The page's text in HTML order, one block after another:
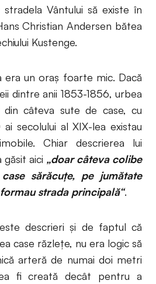
Vântului să existe în
Christian Andersen bătea
Kustenge.
era un oraș foarte mic. Dacă
dintre anii 1853-1856, urbea
câteva sute de case, cu
secolului al XIX-lea existau
Chiar descrierea lui
aici „doar câteva colibe
sărăcuțe, pe jumătate
strada principală“.
descrieri și de faptul că
case răzlețe, nu era logic să
arteră de numai doi metri
fi creată decât pentru a